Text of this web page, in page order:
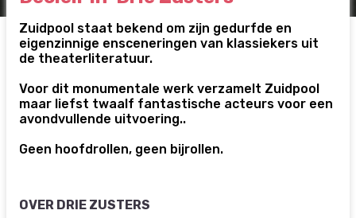
Zuidpool staat bekend om zijn gedurfde en
eigenzinnige ensceneringen van klassiekers uit
de theaterliteratuur.
Voor dit monumentale werk verzamelt Zuidpool
maar liefst twaalf fantastische acteurs voor een
avondvullende uitvoering..
Geen hoofdrollen, geen bijrollen.
OVER DRIE ZUSTERS